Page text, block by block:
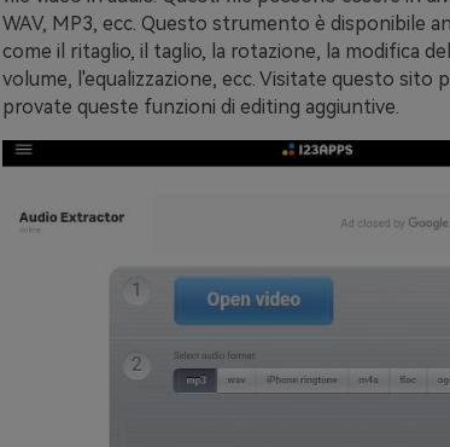
WAV, MP3, ecc. Questo strumento è disponibile
come il ritaglio, il taglio, la rotazione, la modifica
volume, l'equalizzazione, ecc. Visitate questo sito
provate queste funzioni di editing aggiuntive.